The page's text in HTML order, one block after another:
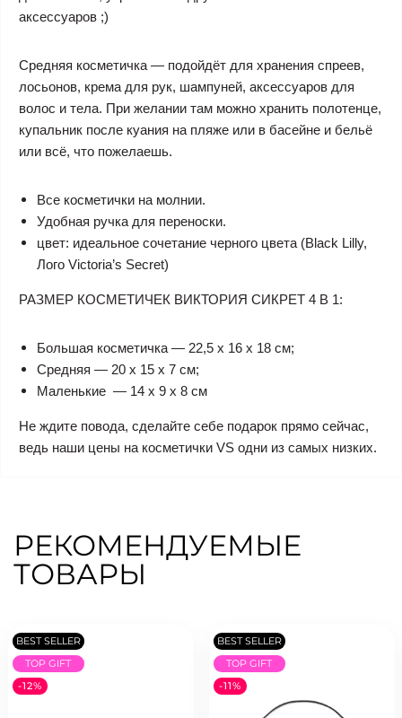
аксессуаров ;)
Средняя косметичка — подойдёт для хранения спреев,
лосьонов, крема для рук, шампуней, аксессуаров для
волос и тела. При желании там можно хранить полотенце,
купальник после куания на пляже или в басейне и бельё
или всё, что пожелаешь.
Все косметички на молнии.
Удобная ручка для переноски.
цвет: идеальное сочетание черного цвета (Black Lilly,
Лого Victoria’s Secret)
РАЗМЕР КОСМЕТИЧЕК ВИКТОРИЯ СИКРЕТ 4 В 1:
Большая косметичка — 22,5 х 16 х 18 см;
Средняя — 20 х 15 х 7 см;
Маленькие — 14 х 9 х 8 см
Не ждите повода, сделайте себе подарок прямо сейчас,
ведь наши цены на косметички VS одни из самых низких.
РЕКОМЕНДУЕМЫЕ
ТОВАРЫ
BEST SELLER
TOP GIFT
-12%
BEST SELLER
TOP GIFT
-11%